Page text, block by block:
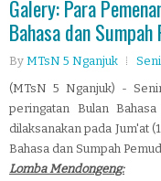
Galery: Para
Bahasa dan
By MTsN 5 Nganjuk
(MTsN 5 Nganjuk) -
peringatan Bulan
dilaksanakan pada Jum'at
Bahasa dan Sumpah
Lomba Mendongeng: